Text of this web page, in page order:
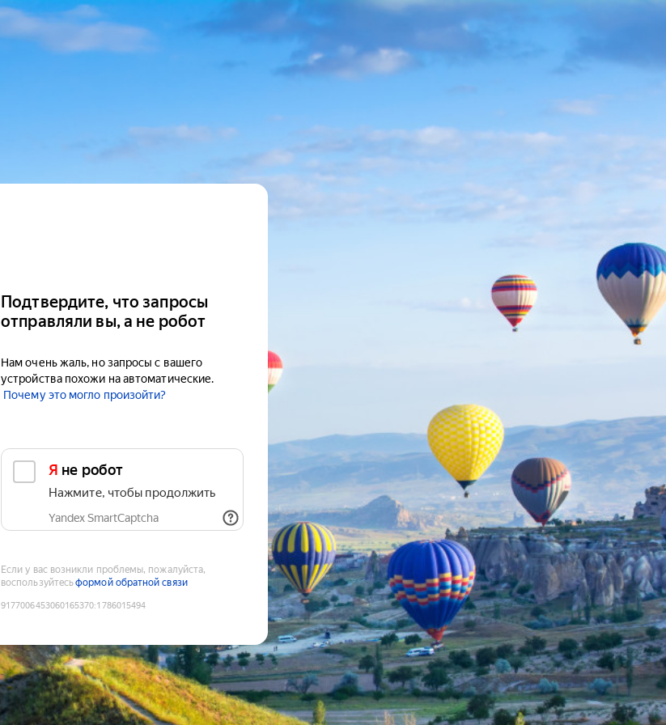
Подтвердите, что запросы
отправляли вы, а не робот
Нам очень жаль, но запросы с вашего
устройства похожи на автоматические.
Почему это могло произойти?
Я не робот
Нажмите, чтобы продолжить
Yandex SmartCaptcha
Если у вас возникли проблемы, пожалуйста,
воспользуйтесьформой обратной связи
9177006453060165370:1786015494